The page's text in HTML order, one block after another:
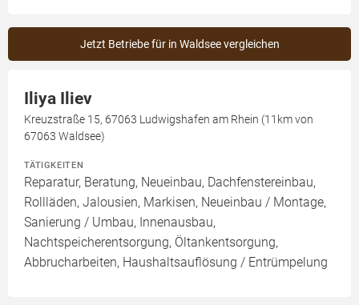
Jetzt Betriebe für in Waldsee vergleichen
Iliya Iliev
Kreuzstraße 15, 67063 Ludwigshafen am Rhein (11km von
67063 Waldsee)
TÄTIGKEITEN
Reparatur, Beratung, Neueinbau, Dachfenstereinbau,
Rollläden, Jalousien, Markisen, Neueinbau / Montage,
Sanierung / Umbau, Innenausbau,
Nachtspeicherentsorgung, Öltankentsorgung,
Abbrucharbeiten, Haushaltsauflösung / Entrümpelung